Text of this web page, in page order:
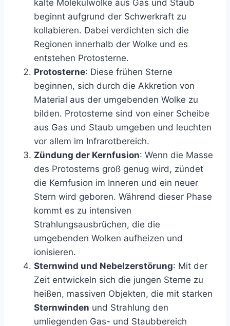
kalte Molekülwolke aus Gas und Staub
beginnt aufgrund der Schwerkraft zu
kollabieren. Dabei verdichten sich die
Regionen innerhalb der Wolke und es
entstehen Protosterne.
Protosterne: Diese frühen Sterne
beginnen, sich durch die Akkretion von
Material aus der umgebenden Wolke zu
bilden. Protosterne sind von einer Scheibe
aus Gas und Staub umgeben und leuchten
vor allem im Infrarotbereich.
Zündung der Kernfusion: Wenn die Masse
des Protosterns groß genug wird, zündet
die Kernfusion im Inneren und ein neuer
Stern wird geboren. Während dieser Phase
kommt es zu intensiven
Strahlungsausbrüchen, die die
umgebenden Wolken aufheizen und
ionisieren.
Sternwind und Nebelzerstörung: Mit der
Zeit entwickeln sich die jungen Sterne zu
heißen, massiven Objekten, die mit starken
Sternwinden und Strahlung den
umliegenden Gas- und Staubbereich